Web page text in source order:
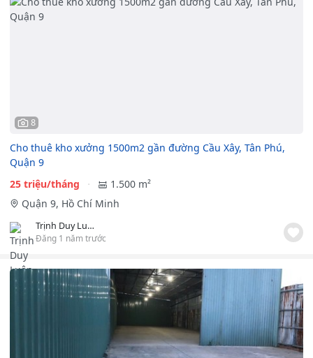
8
Cho thuê kho xưởng 1500m2 gần đường Cầu Xây, Tân Phú,
Quận 9
25 triệu/tháng
1.500 m²
Quận 9, Hồ Chí Minh
Trịnh Duy Luân TTB LAND
Đăng 1 năm trước